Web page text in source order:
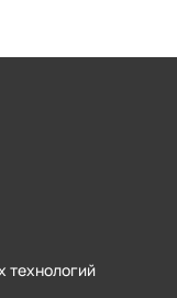
технологий